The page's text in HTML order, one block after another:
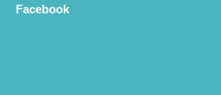
Facebook